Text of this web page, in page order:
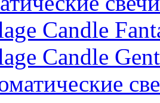
Candle
Candle